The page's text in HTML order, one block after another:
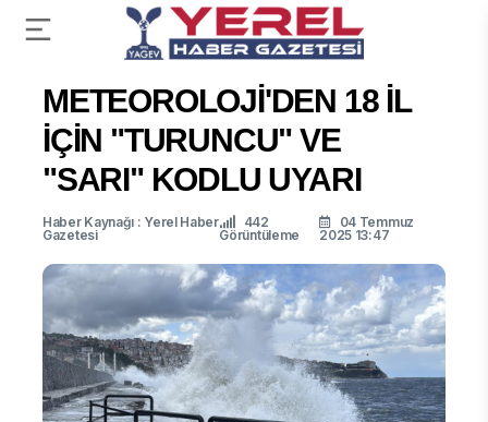
METEOROLOJİ'DEN 18 İL
İÇİN "TURUNCU" VE
"SARI" KODLU UYARI
Haber Kaynağı : Yerel Haber
Gazetesi
442
Görüntüleme
04 Temmuz
2025 13:47